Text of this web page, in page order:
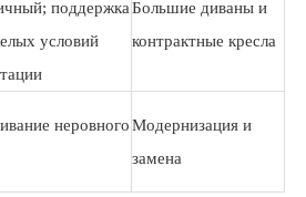
поддержка
условий
Большие диваны и
контрактные кресла
неровногоМодернизация и
замена